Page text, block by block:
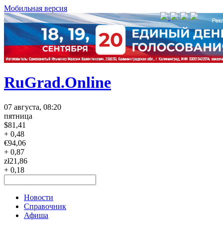
Мобильная версия
RuGrad.Online
07 августа, 08:20
пятница
$81,41
+ 0,48
€94,06
+ 0,87
zł21,86
+ 0,18
Новости
Справочник
Афиша